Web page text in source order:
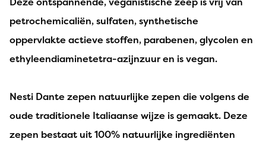
petrochemicaliën, sulfaten, synthetische
oppervlakte actieve stoffen, parabenen, glycolen en
ethyleendiaminetetra-azijnzuur en is vegan.
Nesti Dante zepen natuurlijke zepen die volgens de
oude traditionele Italiaanse wijze is gemaakt. Deze
zepen bestaat uit 100% natuurlijke ingrediënten